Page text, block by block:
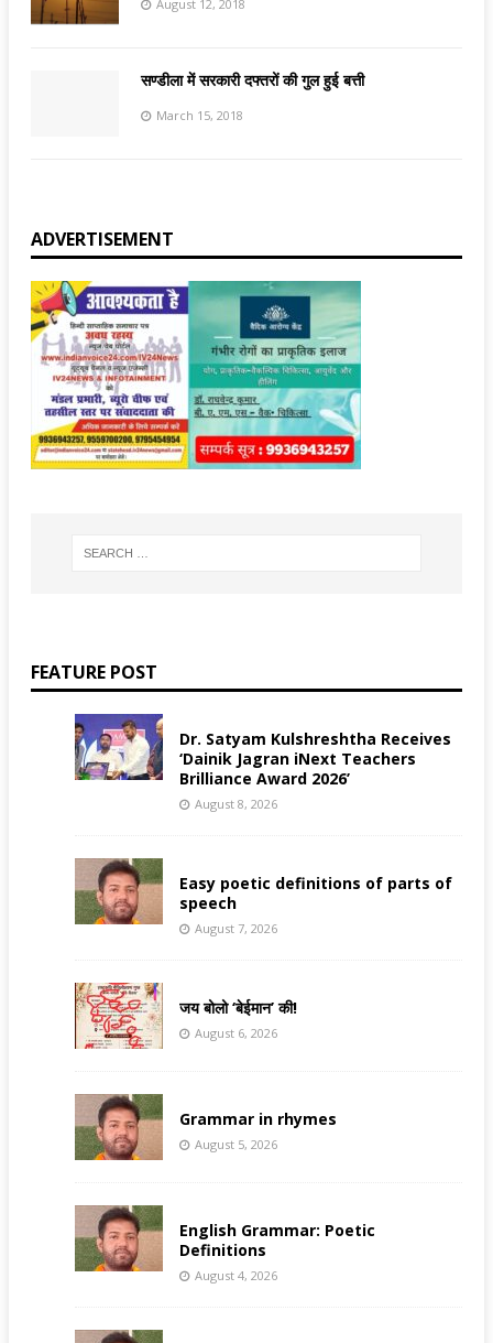
August 12, 2018
सण्डीला में सरकारी दफ्तरों की गुल हुई बत्ती
March 15, 2018
ADVERTISEMENT
FEATURE POST
Dr. Satyam Kulshreshtha Receives
‘Dainik Jagran iNext Teachers
Brilliance Award 2026’
August 8, 2026
Easy poetic definitions of parts of
speech
August 7, 2026
जय बोलो ‘बेईमान’ की!
August 6, 2026
Grammar in rhymes
August 5, 2026
English Grammar: Poetic
Definitions
August 4, 2026